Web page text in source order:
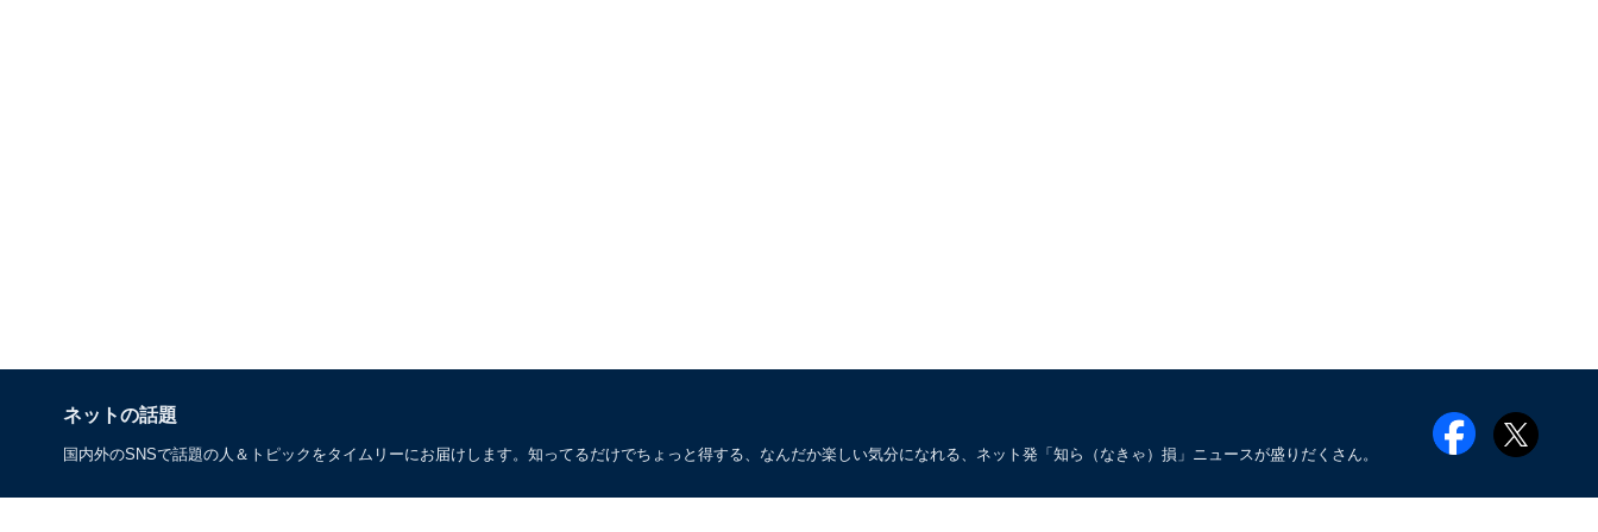
ネットの話題
国内外のSNSで話題の人＆トピックをタイムリーにお届けします。知ってるだけでちょっと得する、なんだか楽しい気分になれる、ネット発「知ら（なきゃ）損」ニュースが盛りだくさん。